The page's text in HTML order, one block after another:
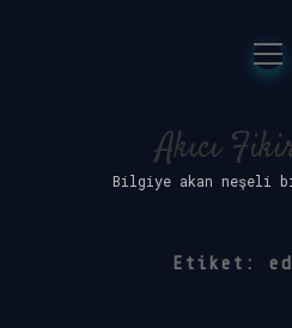
Gizlilik
Yasal
aç
Akıcı
Bilgiye akan neşeli
Etiket: